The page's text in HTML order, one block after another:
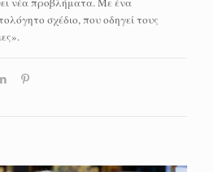
σχέδιο, που οδηγεί τους